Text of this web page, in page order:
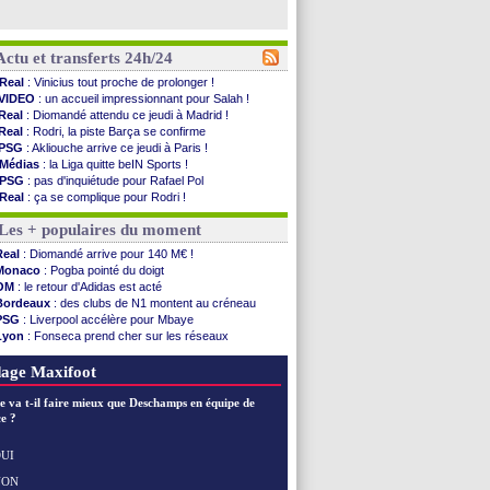
et transferts 24h/24
Real : Vinicius tout proche de prolonger !
: un accueil impressionnant pour Salah !
: Diomandé attendu ce jeudi à Madrid !
: Rodri, la piste Barça se confirme
: Akliouche arrive ce jeudi à Paris !
Médias : la Liga quitte beIN Sports !
PSG : pas d'inquiétude pour Rafael Pol
Real : ça se complique pour Rodri !
Barça: Ferran Torres donne son feu vert au ...
FIFA: des excuses après le projet
: c'est fait pour Fekir (officiel)
Real : réponse imminente de Vinicius
Arsenal : Nørgaard transféré à Everton (off.)
Al-Ahli : Deschamps a discuté !
PSG: Luis Enrique satisfait malgré tout
: Pogba pointé du doigt
: Zabiri n'est pas fan de la L1
: Thomasson et Cresswell réconciliés
: Mangala sur le départ
City
+ populaires du moment
: Diomandé arrive pour 140 M€ !
: Pogba pointé du doigt
: le retour d'Adidas est acté
: des clubs de N1 montent au créneau
: Liverpool accélère pour Mbaye
: Fonseca prend cher sur les réseaux
: une nouvelle offre pour Vinicius
Maxifoot
va t-il faire mieux que Deschamps en équipe de
?